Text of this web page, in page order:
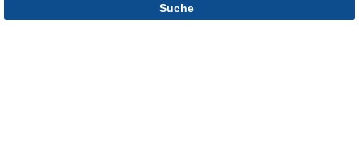
Suche